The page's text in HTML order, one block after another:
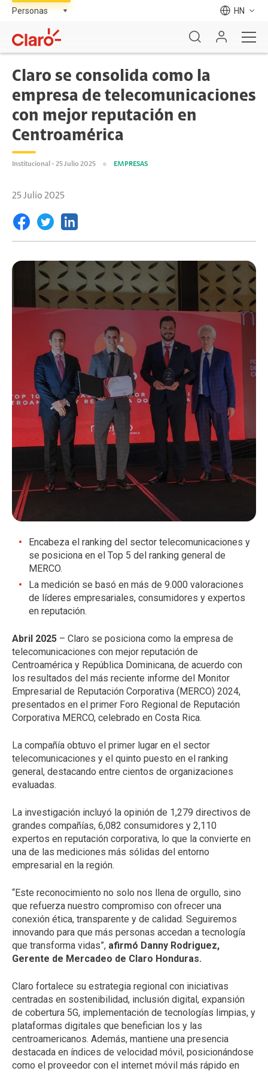
HN
Claro se consolida como la
empresa de telecomunicaciones
con mejor reputación en
Centroamérica
Institucional - 25 Julio 2025 EMPRESAS
25 Julio 2025
Encabeza el ranking del sector telecomunicaciones y
se posiciona en el Top 5 del ranking general de
MERCO.
La medición se basó en más de 9.000 valoraciones
de líderes empresariales, consumidores y expertos
en reputación.
Abril 2025 – Claro se posiciona como la empresa de
telecomunicaciones con mejor reputación de
Centroamérica y República Dominicana, de acuerdo con
los resultados del más reciente informe del Monitor
Empresarial de Reputación Corporativa (MERCO) 2024,
presentados en el primer Foro Regional de Reputación
Corporativa MERCO, celebrado en Costa Rica.
La compañía obtuvo el primer lugar en el sector
telecomunicaciones y el quinto puesto en el ranking
general, destacando entre cientos de organizaciones
evaluadas.
La investigación incluyó la opinión de 1,279 directivos de
grandes compañías, 6,082 consumidores y 2,110
expertos en reputación corporativa, lo que la convierte en
una de las mediciones más sólidas del entorno
empresarial en la región.
“Este reconocimiento no solo nos llena de orgullo, sino
que refuerza nuestro compromiso con ofrecer una
conexión ética, transparente y de calidad. Seguiremos
innovando para que más personas accedan a tecnología
que transforma vidas”, afirmó Danny Rodriguez,
Gerente de Mercadeo de Claro Honduras.
Claro fortalece su estrategia regional con iniciativas
centradas en sostenibilidad, inclusión digital, expansión
de cobertura 5G, implementación de tecnologías limpias, y
plataformas digitales que benefician los y las
centroamericanos. Además, mantiene una presencia
destacada en índices de velocidad móvil, posicionándose
como el proveedor con el internet móvil más rápido en